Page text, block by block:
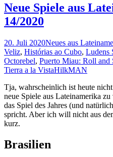
Neue Spiele aus
14/2020
20. Juli 2020Neues aus
Veliz, Histórias ao Cubo, Ludens
Octorebel, Puerto Miau: Roll and
Tierra a la VistaHilkMAN
Tja, wahrscheinlich ist heute
neue Spiele aus Lateinamerika
das Spiel des Jahres (und
spricht. Aber ich will nicht aus
kurz.
Brasilien